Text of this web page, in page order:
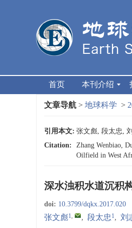
首页 本刊介绍
文章导航 > 地球科学 >
引用本文: 张文彪, 段太忠,
Citation:
Zhang Wenbiao,
Oilfield in West
深水浊积水道沉积
doi: 10.3799/dqkx.2017.020
张文彪1, , 段太忠 1, 刘